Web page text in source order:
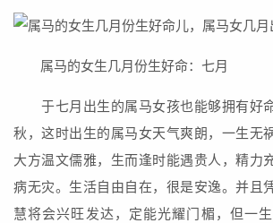
属马的女生几月份生好命：七月
于七月出生的属马女孩也能够拥有好
秋，这时出生的属马女天气爽朗，一生无
大方温文儒雅，生而逢时能遇贵人，精力
病无灾。生活自由自在，很是安逸。并且
慧将会兴旺发达，定能光耀门楣，但一